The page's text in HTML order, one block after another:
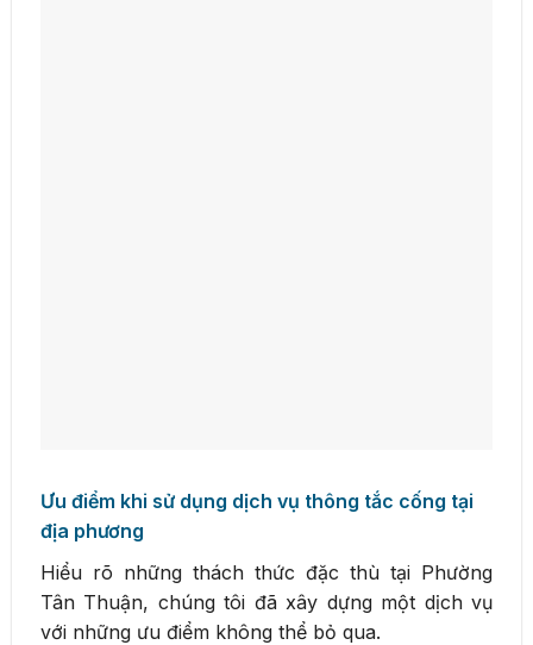
Ưu điểm khi sử dụng dịch vụ thông tắc cống tại
địa phương
Hiểu rõ những thách thức đặc thù tại Phường
Tân Thuận, chúng tôi đã xây dựng một dịch vụ
với những ưu điểm không thể bỏ qua.